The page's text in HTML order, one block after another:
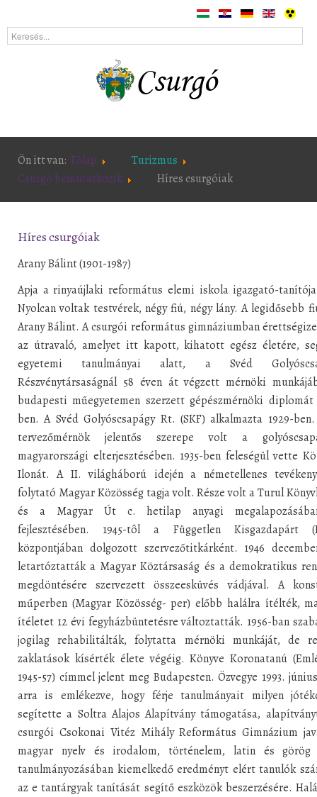
Ön itt van: Főlap
Turizmus
Csurgó bemutatkozik
Híres csurgóiak
Híres csurgóiak
Arany Bálint (1901-1987)
Apja a rinyaújlaki református elemi iskola igazgató-
Nyolcan voltak testvérek, négy fiú, négy lány. A legidősebb
Arany Bálint. A csurgói református gimnáziumban
az útravaló, amelyet itt kapott, kihatott egész életére,
egyetemi tanulmányai alatt, a Svéd
Részvénytársaságnál 58 éven át végzett mérnöki
budapesti műegyetemen szerzett gépészmérnöki diplomát
ben. A Svéd Golyóscsapágy Rt. (SKF) alkalmazta 1929-
tervezőmérnök jelentős szerepe volt a
magyarországi elterjesztésében. 1935-ben feleségül vette
Ilonát. A II. világháború idején a németellenes
folytató Magyar Közösség tagja volt. Része volt a Turul
és a Magyar Út c. hetilap anyagi
fejlesztésében. 1945-tôl a Független Kisgazdapárt
központjában dolgozott szervezőtitkárként. 1946
letartóztatták a Magyar Köztársaság és a demokratikus
megdöntésére szervezett összeesküvés vádjával. A
műperben (Magyar Közösség- per) előbb halálra ítélték,
ítéletet 12 évi fegyházbüntetésre változtatták. 1956-ban
jogilag rehabilitálták, folytatta mérnöki munkáját, de
zaklatások kísérték élete végéig. Könyve Koronatanú
1945-57) címmel jelent meg Budapesten. Özvegye 1993.
arra is emlékezve, hogy férje tanulmányait milyen
segítette a Soltra Alajos Alapítvány támogatása,
csurgói Csokonai Vitéz Mihály Református Gimnázium
magyar nyelv és irodalom, történelem, latin és görög
tanulmányozásában kiemelkedő eredményt elért tanulók
az e tantárgyak tanítását segítő eszközök beszerzésére.